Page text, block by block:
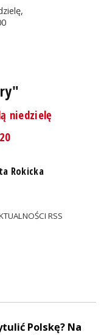
niedzielę
Rokicka
RSS
Polskę? Na